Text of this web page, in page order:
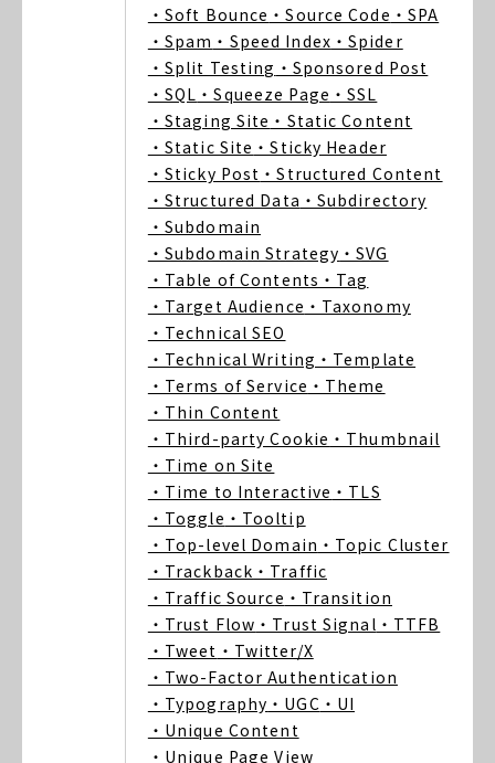
・Soft Bounce ・Source Code ・SPA
・Spam ・Speed Index ・Spider
・Split Testing ・Sponsored Post
・SQL ・Squeeze Page ・SSL
・Staging Site ・Static Content
・Static Site ・Sticky Header
・Sticky Post ・Structured Content
・Structured Data ・Subdirectory
・Subdomain
・Subdomain Strategy ・SVG
・Table of Contents ・Tag
・Target Audience ・Taxonomy
・Technical SEO
・Technical Writing ・Template
・Terms of Service ・Theme
・Thin Content
・Third-party Cookie ・Thumbnail
・Time on Site
・Time to Interactive ・TLS
・Toggle ・Tooltip
・Top-level Domain ・Topic Cluster
・Trackback ・Traffic
・Traffic Source ・Transition
・Trust Flow ・Trust Signal ・TTFB
・Tweet ・Twitter/X
・Two-Factor Authentication
・Typography ・UGC ・UI
・Unique Content
・Unique Page View